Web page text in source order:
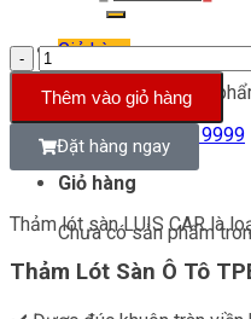
Giỏ hàng
Chưa có sản
Hotline: 0826 50 9999
Giỏ hàng
Chưa có sản phẩm
Thêm vào giỏ hàng
Đặt hàng ngay
Thảm lót sàn LUIS CAR là
Thảm Lót Sàn Ô Tô